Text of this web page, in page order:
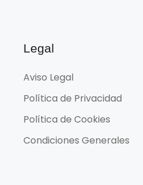
Legal
Aviso Legal
Política de Privacidad
Política de Cookies
Condiciones Generales